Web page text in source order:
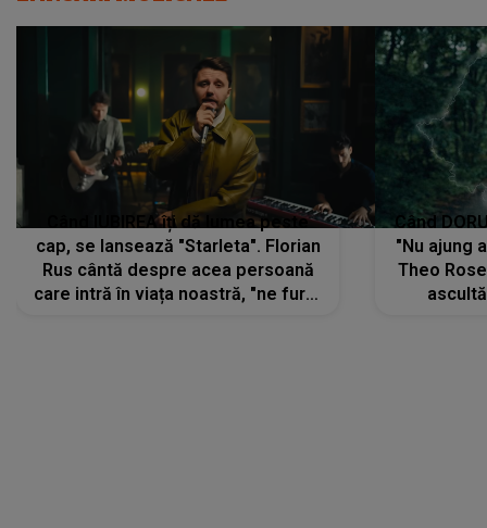
Când IUBIREA îți dă lumea peste
cap, se lansează "Starleta". Florian
Rus cântă despre acea persoană
care intră în viața noastră, "ne fură"
Când
"Nu ajung
Theo